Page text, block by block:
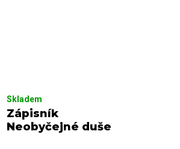
Zápisník
Neobyčejné duše
Skladem